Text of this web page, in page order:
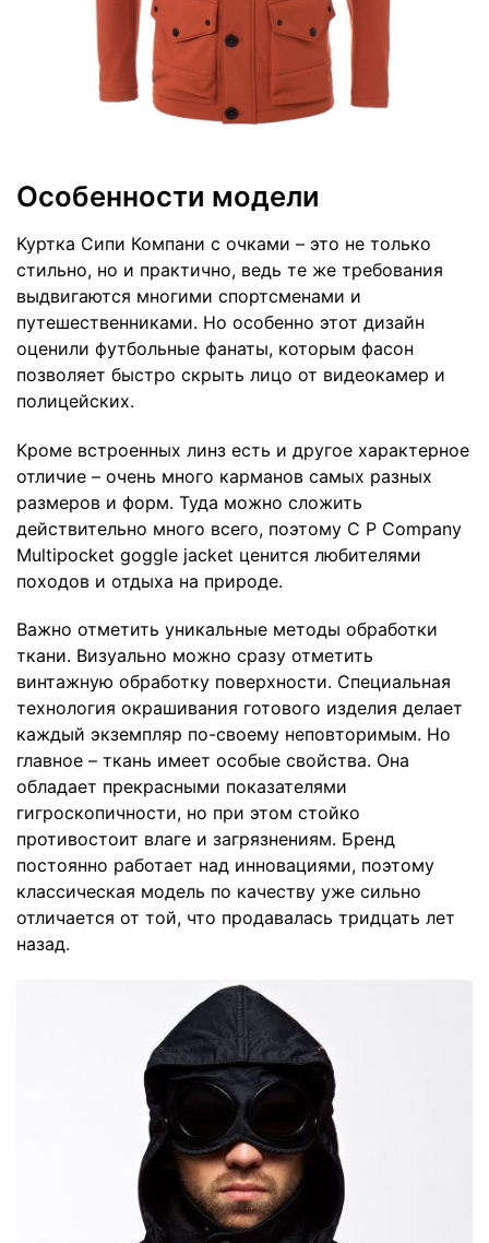
Особенности модели
Куртка Сипи Компани с очками – это не только
стильно, но и практично, ведь те же требования
выдвигаются многими спортсменами и
путешественниками. Но особенно этот дизайн
оценили футбольные фанаты, которым фасон
позволяет быстро скрыть лицо от видеокамер и
полицейских.
Кроме встроенных линз есть и другое характерное
отличие – очень много карманов самых разных
размеров и форм. Туда можно сложить
действительно много всего, поэтому C P Company
Multipocket goggle jacket ценится любителями
походов и отдыха на природе.
Важно отметить уникальные методы обработки
ткани. Визуально можно сразу отметить
винтажную обработку поверхности. Специальная
технология окрашивания готового изделия делает
каждый экземпляр по-своему неповторимым. Но
главное – ткань имеет особые свойства. Она
обладает прекрасными показателями
гигроскопичности, но при этом стойко
противостоит влаге и загрязнениям. Бренд
постоянно работает над инновациями, поэтому
классическая модель по качеству уже сильно
отличается от той, что продавалась тридцать лет
назад.